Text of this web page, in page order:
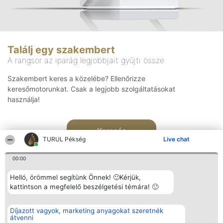
TURUL Pékség Live chat
00:00
Helló, örömmel segítünk Önnek! 🙂Kérjük,
kattintson a megfelelő beszélgetési témára! 🙂
Díjazott vagyok, marketing anyagokat szeretnék
átvenni
Találj egy szakembert
A rangsor az iparág legjobbjait gyűjti össze
Szakembert keres a közelébe? Ellenőrizze
keresőmotorunkat. Csak a legjobb szolgáltatásokat
használja!
Keresés
Rangsorszervező
SC Beautiful Company S.R.L.
Bulevardul Aleea Timișul De
Népszavazás
Nyertesek
Elérhetőség
Elérhetőség